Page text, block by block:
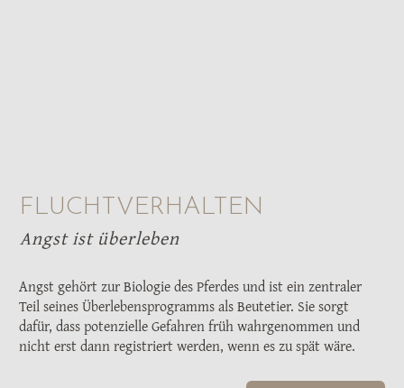
FLUCHTVERHALTEN
Angst ist überleben
Angst gehört zur Biologie des Pferdes und ist ein zentraler
Teil seines Überlebensprogramms als Beutetier. Sie sorgt
dafür, dass potenzielle Gefahren früh wahrgenommen und
nicht erst dann registriert werden, wenn es zu spät wäre.